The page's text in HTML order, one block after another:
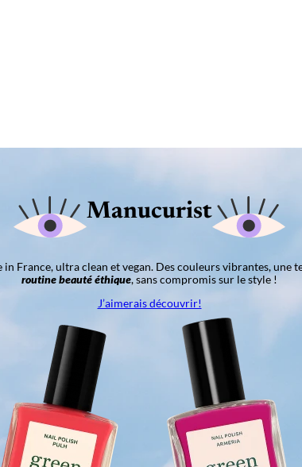
Manucurist
France, ultra clean et vegan. Des couleurs vibrantes, une
routine beauté éthique, sans compromis sur le style !
J’aimerais découvrir!